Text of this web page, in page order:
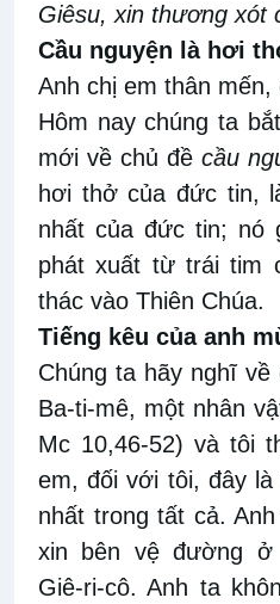
Giêsu, xin thương xót
Cầu nguyện là hơi
Anh chị em thân mến,
Hôm nay chúng ta
mới về chủ đề cầu
hơi thở của đức tin,
nhất của đức tin; nó
phát xuất từ trái tim
thác vào Thiên Chúa.
Tiếng kêu của anh
Chúng ta hãy nghĩ về
Ba-ti-mê, một nhân
Mc 10,46-52) và tôi
em, đối với tôi, đây
nhất trong tất cả.
xin bên vệ đường ở
Giê-ri-cô. Anh ta